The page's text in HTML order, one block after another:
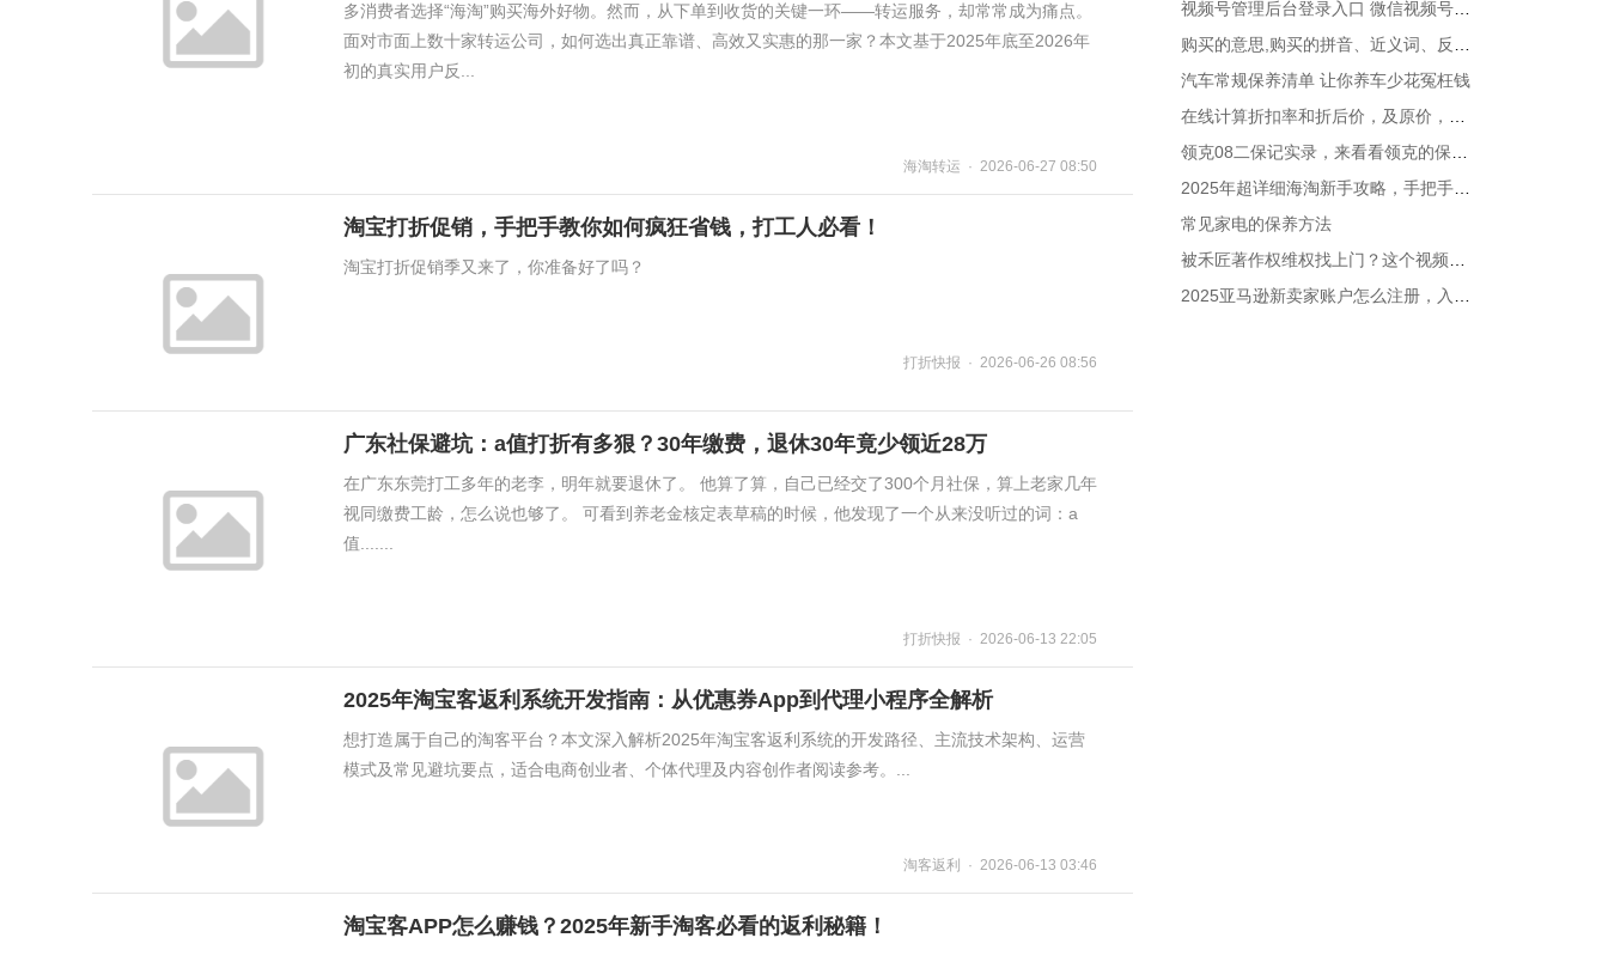
多消费者选择“海淘”购买海外好物。然而，从下单到收货的关键一环——转运服务，却常常成为痛点。
面对市面上数十家转运公司，如何选出真正靠谱、高效又实惠的那一家？本文基于2025年底至2026年
初的真实用户反...
海淘转运 · 2026-06-27 08:50
淘宝打折促销，手把手教你如何疯狂省钱，打工人必看！
淘宝打折促销季又来了，你准备好了吗？
打折快报 · 2026-06-26 08:56
广东社保避坑：a值打折有多狠？30年缴费，退休30年竟少领近28万
在广东东莞打工多年的老李，明年就要退休了。 他算了算，自己已经交了300个月社保，算上老家几年
视同缴费工龄，怎么说也够了。 可看到养老金核定表草稿的时候，他发现了一个从来没听过的词：a
值.......
打折快报 · 2026-06-13 22:05
2025年淘宝客返利系统开发指南：从优惠券App到代理小程序全解析
想打造属于自己的淘客平台？本文深入解析2025年淘宝客返利系统的开发路径、主流技术架构、运营
模式及常见避坑要点，适合电商创业者、个体代理及内容创作者阅读参考。...
淘客返利 · 2026-06-13 03:46
淘宝客APP怎么赚钱？2025年新手淘客必看的返利秘籍！
汽车常规保养清单 让你养车少花冤枉钱
常见家电的保养方法